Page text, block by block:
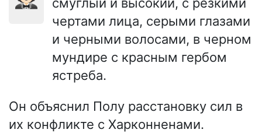
чертами лица, серыми глазами
и черными волосами, в черном
мундире с красным гербом
ястреба.
Он объяснил Полу расстановку сил в
их конфликте с Харконненами.